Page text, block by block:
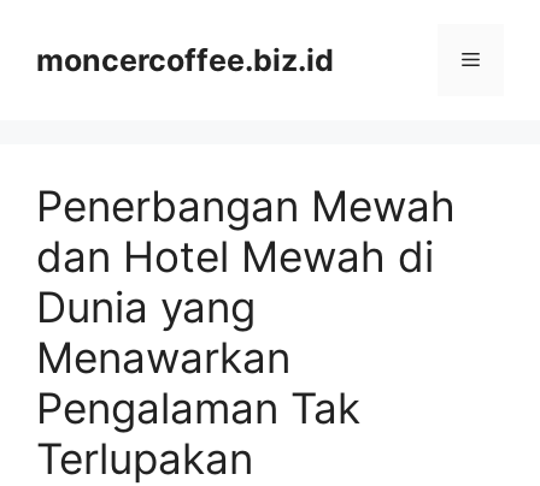
contentmoncercoffee.biz.id Menu
Penerbangan Mewah
dan Hotel Mewah di
Dunia yang
Menawarkan
Pengalaman Tak
Terlupakan